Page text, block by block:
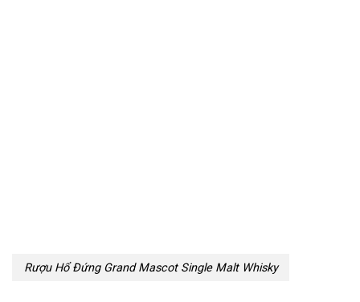
Rượu Hổ Đứng Grand Mascot Single Malt Whisky